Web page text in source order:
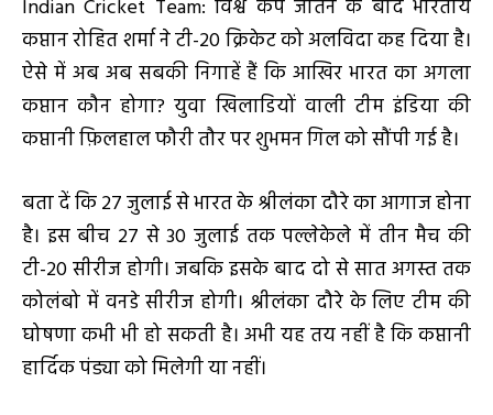
Indian Cricket Team: विश्व कप जीतने के बाद भारतीय
कप्तान रोहित शर्मा ने टी-20 क्रिकेट को अलविदा कह दिया है।
ऐसे में अब अब सबकी निगाहें हैं कि आखिर भारत का अगला
कप्तान कौन होगा? युवा खिलाडियों वाली टीम इंडिया की
कप्तानी फ़िलहाल फौरी तौर पर शुभमन गिल को सौंपी गई है।
बता दें कि 27 जुलाई से भारत के श्रीलंका दौरे का आगाज होना
है। इस बीच 27 से 30 जुलाई तक पल्लेकेले में तीन मैच की
टी-20 सीरीज होगी। जबकि इसके बाद दो से सात अगस्त तक
कोलंबो में वनडे सीरीज होगी। श्रीलंका दौरे के लिए टीम की
घोषणा कभी भी हो सकती है। अभी यह तय नहीं है कि कप्तानी
हार्दिक पंड्या को मिलेगी या नहीं।